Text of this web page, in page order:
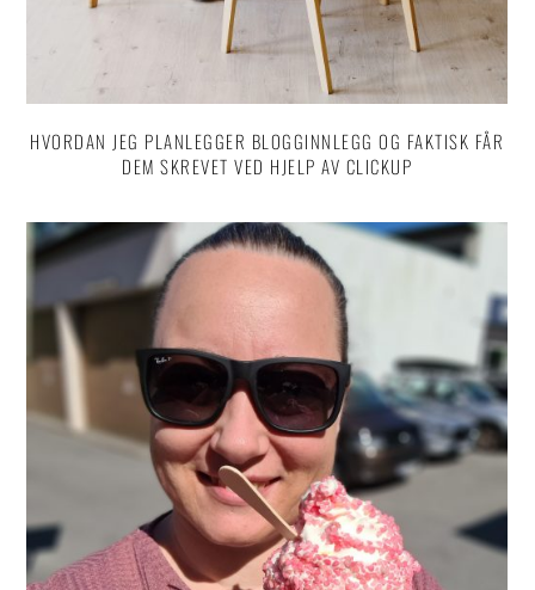
HVORDAN JEG PLANLEGGER BLOGGINNLEGG OG FAKTISK FÅR
DEM SKREVET VED HJELP AV CLICKUP